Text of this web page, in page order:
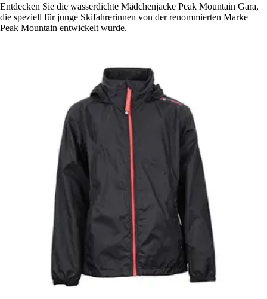
Entdecken Sie die wasserdichte Mädchenjacke Peak Mountain Gara,
die speziell für junge Skifahrerinnen von der renommierten Marke
Peak Mountain entwickelt wurde.